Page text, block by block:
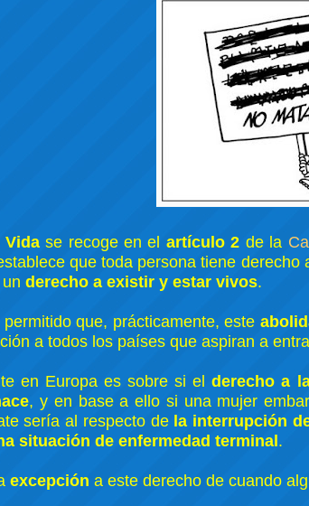
Vidase recoge en el artículo 2 de la
que toda persona tiene
underecho a existir y estar vivos.
permitido que, prácticamente, este
a todos los países que aspiran a
en Europa es sobre si elderecho a
, y en base a ello si una mujer
sería al respecto de la interrupción
situación de enfermedad terminal .
excepción a este derecho de cuando